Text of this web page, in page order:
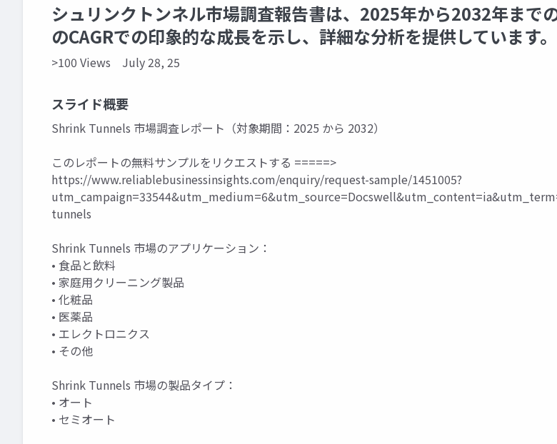
シュリンクトンネル市場調査報告書は、2025年から2032年まで
のCAGRでの印象的な成長を示し、詳細な分析を提供しています。
>100 Views July 28, 25
スライド概要
Shrink Tunnels 市場調査レポート（対象期間：2025 から 2032）
このレポートの無料サンプルをリクエストする =====>
https://www.reliablebusinessinsights.com/enquiry/request-sample/1451005?
tunnels
Shrink Tunnels 市場のアプリケーション：
• 食品と飲料
• 家庭用クリーニング製品
• 化粧品
• 医薬品
• エレクトロニクス
• その他
Shrink Tunnels 市場の製品タイプ：
• オート
• セミオート